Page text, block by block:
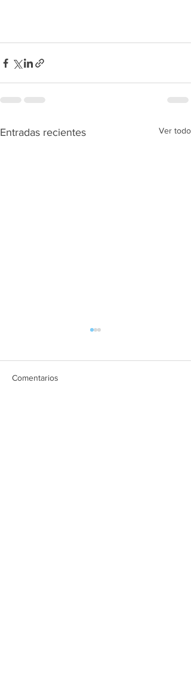
Entradas recientes Ver todo
Comentarios